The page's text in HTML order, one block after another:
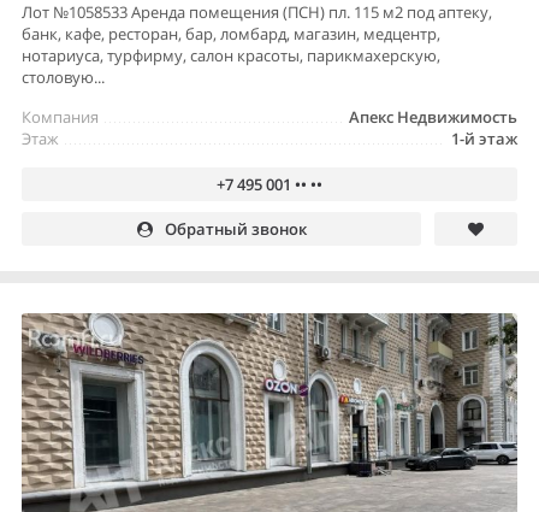
Лот №1058533 Аренда помещения (ПСН) пл. 115 м2 под аптеку,
банк, кафе, ресторан, бар, ломбард, магазин, медцентр,
нотариуса, турфирму, салон красоты, парикмахерскую,
столовую...
Апекс Недвижимость
Компания
1-й этаж
Этаж
+7 495 001 •• ••
Обратный звонок